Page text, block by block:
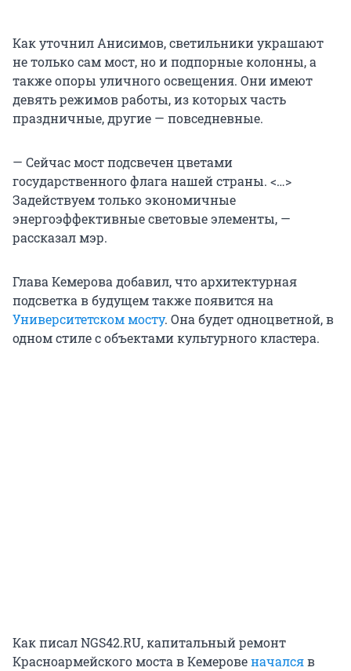
Как уточнил Анисимов, светильники украшают
не только сам мост, но и подпорные колонны, а
также опоры уличного освещения. Они имеют
девять режимов работы, из которых часть
праздничные, другие — повседневные.
— Сейчас мост подсвечен цветами
государственного флага нашей страны. <…>
Задействуем только экономичные
энергоэффективные световые элементы, —
рассказал мэр.
Глава Кемерова добавил, что архитектурная
подсветка в будущем также появится на
Университетском мосту. Она будет одноцветной, в
одном стиле с объектами культурного кластера.
Как писал NGS42.RU, капитальный ремонт
Красноармейского моста в Кемеровеначалсяв